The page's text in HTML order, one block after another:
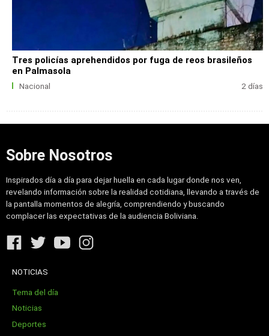
Tres policías aprehendidos por fuga de reos brasileños
en Palmasola
Nacional 2 días
Sobre Nosotros
Inspirados día a día para dejar huella en cada lugar donde nos ven,
revelando información sobre la realidad cotidiana, llevando a través de
la pantalla momentos de alegría, comprendiendo y buscando
complacer las expectativas de la audiencia Boliviana.
NOTICIAS
Tema del día
Noticias
Deportes